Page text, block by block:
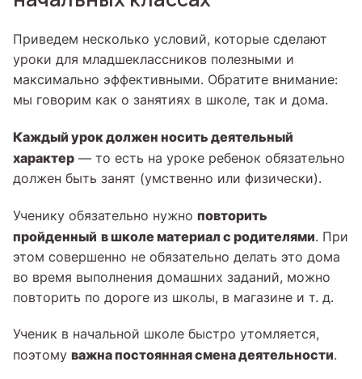
Приведем несколько условий, которые сделают
уроки для младшеклассников полезными и
максимально эффективными. Обратите внимание:
мы говорим как о занятиях в школе, так и дома.
Каждый урок должен носить деятельный
характер — то есть на уроке ребенок обязательно
должен быть занят (умственно или физически).
Ученику обязательно нужно повторить
пройденный в школе материал с родителями. При
этом совершенно не обязательно делать это дома
во время выполнения домашних заданий, можно
повторить по дороге из школы, в магазине и т. д.
Ученик в начальной школе быстро утомляется,
поэтому важна постоянная смена деятельности.